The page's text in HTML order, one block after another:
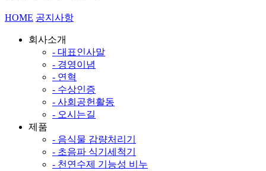
HOME 공지사항
회사소개
- 대표인사말
- 경영이념
- 연혁
- 수상인증
- 사회공헌활동
- 오시는길
제품
- 음식물 감량처리기
- 초음파 식기세척기
- 천연수제 기능성 비누